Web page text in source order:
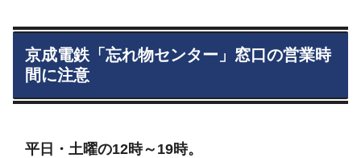
京成電鉄「忘れ物センター」窓口の営業時
間に注意
平日・土曜の12時～19時。